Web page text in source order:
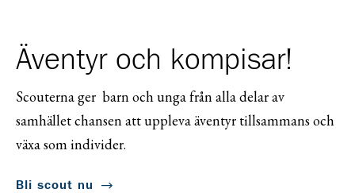
Äventyr och kompisar!
Scouterna ger barn och unga från alla delar av
samhället chansen att uppleva äventyr tillsammans och
växa som individer.
Bli scout nu